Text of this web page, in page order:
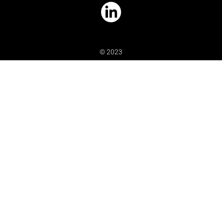
© 2023